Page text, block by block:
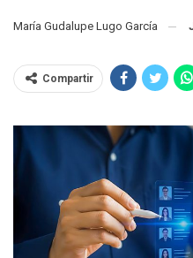
María Gudalupe Lugo García
Compartir